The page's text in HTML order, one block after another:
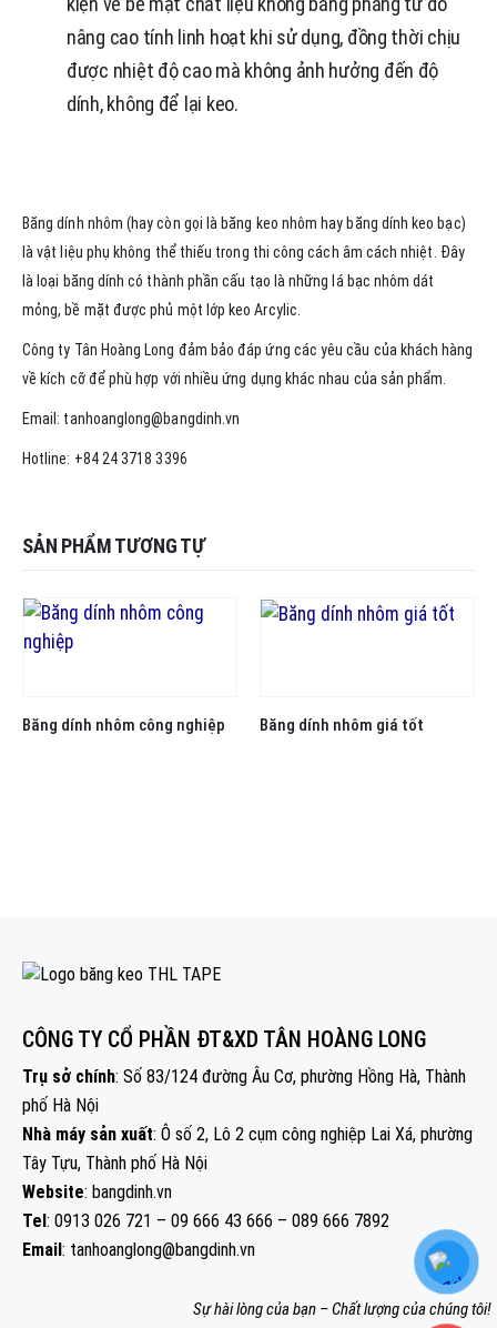
nâng cao tính linh hoạt khi sử dụng, đồng thời chịu
được nhiệt độ cao mà không ảnh hưởng đến độ
dính, không để lại keo.
Băng dính nhôm (hay còn gọi là băng keo nhôm hay băng dính keo bạc)
là vật liệu phụ không thể thiếu trong thi công cách âm cách nhiệt. Đây
là loại băng dính có thành phần cấu tạo là những lá bạc nhôm dát
mỏng, bề mặt được phủ một lớp keo Arcylic.
Công ty Tân Hoàng Long đảm bảo đáp ứng các yêu cầu của khách hàng
về kích cỡ để phù hợp với nhiều ứng dụng khác nhau của sản phẩm.
Email: tanhoanglong@bangdinh.vn
Hotline: +84 24 3718 3396
SẢN PHẨM TƯƠNG TỰ
Băng dính nhôm công nghiệp Băng dính nhôm giá tốt
CÔNG TY CỔ PHẦN ĐT&XD TÂN HOÀNG LONG
Trụ sở chính: Số 83/124 đường Âu Cơ, phường Hồng Hà, Thành
phố Hà Nội
Nhà máy sản xuất: Ô số 2, Lô 2 cụm công nghiệp Lai Xá, phường
Tây Tựu, Thành phố Hà Nội
Website: bangdinh.vn
Tel: 0913 026 721 – 09 666 43 666 – 089 666 7892
Email: tanhoanglong@bangdinh.vn
Sự hài lòng của bạn – Chất lượng của chúng tôi!